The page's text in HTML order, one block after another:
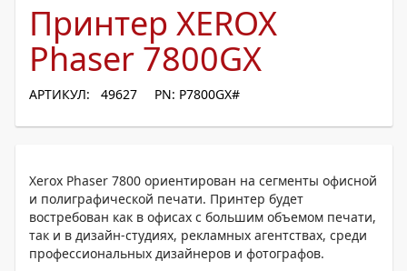
Принтер XEROX
Phaser 7800GX
АРТИКУЛ: 49627 PN: P7800GX#
Xerox Phaser 7800 ориентирован на сегменты офисной
и полиграфической печати. Принтер будет
востребован как в офисах с большим объемом печати,
так и в дизайн-студиях, рекламных агентствах, среди
профессиональных дизайнеров и фотографов.